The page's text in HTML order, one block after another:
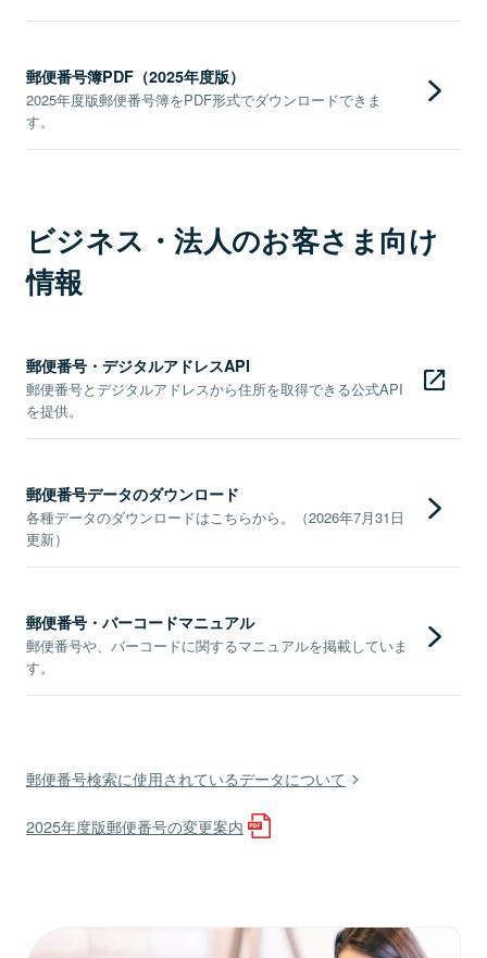
郵便番号簿PDF（2025年度版）
2025年度版郵便番号簿をPDF形式でダウンロードできま
す。
ビジネス・法人のお客さま向け
情報
郵便番号・デジタルアドレスAPI
郵便番号とデジタルアドレスから住所を取得できる公式API
を提供。
郵便番号データのダウンロード
各種データのダウンロードはこちらから。（2026年7月31日
更新）
郵便番号・バーコードマニュアル
郵便番号や、バーコードに関するマニュアルを掲載していま
す。
郵便番号検索に使用されているデータについて
2025年度版郵便番号の変更案内